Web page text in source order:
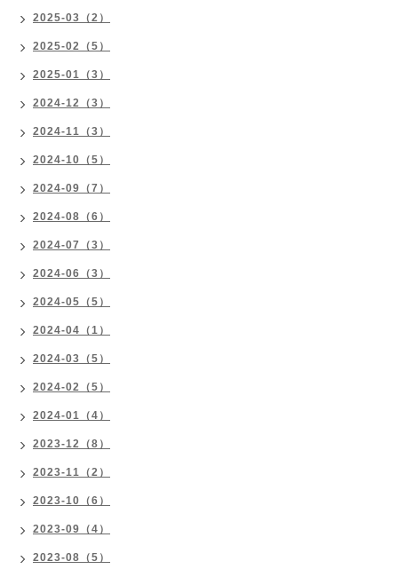
2025-03（2）
2025-02（5）
2025-01（3）
2024-12（3）
2024-11（3）
2024-10（5）
2024-09（7）
2024-08（6）
2024-07（3）
2024-06（3）
2024-05（5）
2024-04（1）
2024-03（5）
2024-02（5）
2024-01（4）
2023-12（8）
2023-11（2）
2023-10（6）
2023-09（4）
2023-08（5）